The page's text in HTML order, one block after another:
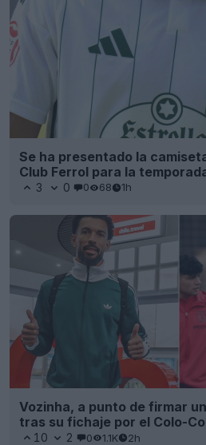
Se ha presentado la
Club Ferrol para la
3 0 0 68 1h
Vozinha, a punto de firmar
tras su fichaje por el Colo-
10 2 0 1.1K 2h